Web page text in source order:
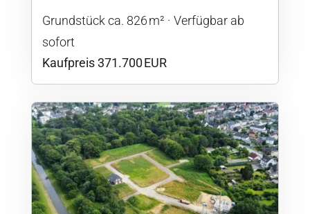
Grund­stück ca. 826 m²
Verfügbar ab
sofort
Kaufpreis 371.700 EUR